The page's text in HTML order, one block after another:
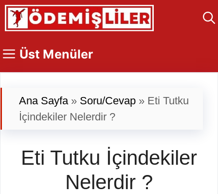
İçeriğe
atla
Üst Menüler
Ana Sayfa» Soru/Cevap » Eti Tutku
İçindekiler Nelerdir ?
Eti Tutku İçindekiler
Nelerdir ?